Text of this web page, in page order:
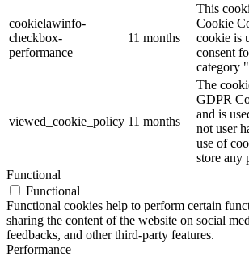
cookielawinfo-
checkbox-
performance
11 months
This
Cookie
cookie is
consent
category
viewed_cookie_policy 11 months
The
GDPR
and is
not user
use of
store any
Functional
Functional
Functional cookies help to perform certain
sharing the content of the website on social
feedbacks, and other third-party features.
Performance